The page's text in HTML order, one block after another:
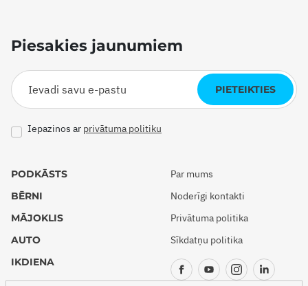
Piesakies jaunumiem
PIETEIKTIES
Iepazinos ar privātuma politiku
PODKĀSTS
BĒRNI
MĀJOKLIS
AUTO
IKDIENA
Par mums
Noderīgi kontakti
Privātuma politika
Sīkdatņu politika